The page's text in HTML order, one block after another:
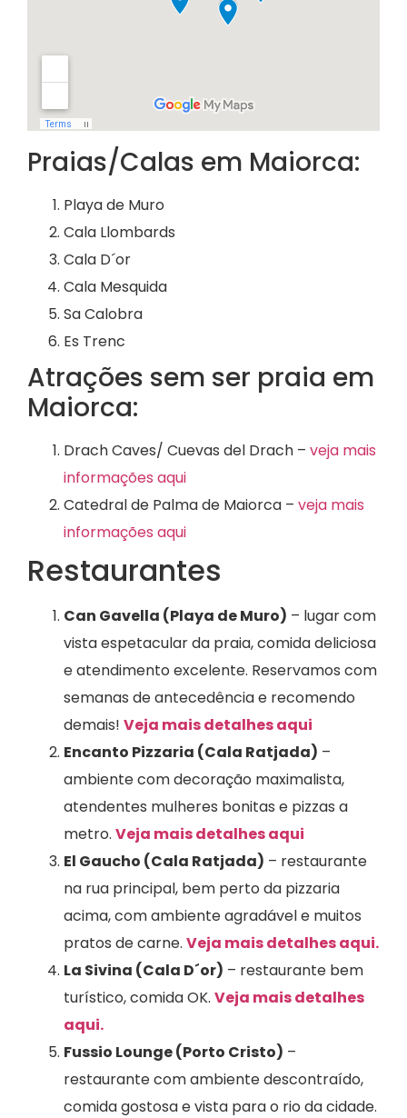
Praias/Calas em Maiorca:
Playa de Muro
Cala Llombards
Cala D´or
Cala Mesquida
Sa Calobra
Es Trenc
Atrações sem ser praia em
Maiorca:
Drach Caves/ Cuevas del Drach – veja mais
informações aqui
Catedral de Palma de Maiorca – veja mais
informações aqui
Restaurantes
Can Gavella (Playa de Muro) – lugar com
vista espetacular da praia, comida deliciosa
e atendimento excelente. Reservamos com
semanas de antecedência e recomendo
demais! Veja mais detalhes aqui
Encanto Pizzaria (Cala Ratjada) –
ambiente com decoração maximalista,
atendentes mulheres bonitas e pizzas a
metro. Veja mais detalhes aqui
El Gaucho (Cala Ratjada) – restaurante
na rua principal, bem perto da pizzaria
acima, com ambiente agradável e muitos
pratos de carne. Veja mais detalhes aqui.
La Sivina (Cala D´or) – restaurante bem
turístico, comida OK. Veja mais detalhes
aqui.
Fussio Lounge (Porto Cristo) –
restaurante com ambiente descontraído,
comida gostosa e vista para o rio da cidade.